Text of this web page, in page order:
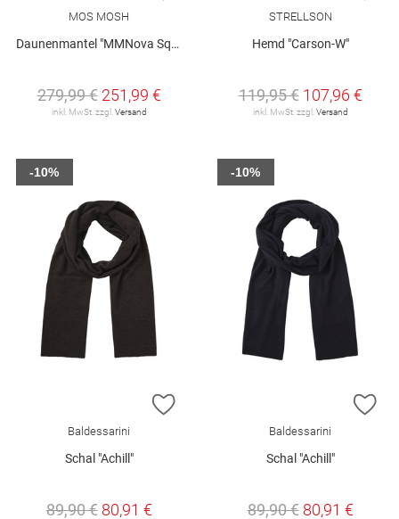
MOS MOSH
Daunenmantel "MMNova Square"
279,99 € 251,99 €
inkl. MwSt. zzgl. Versand
STRELLSON
Hemd "Carson-W"
119,95 € 107,96 €
inkl. MwSt. zzgl. Versand
ZUR WUNSCHLISTE HINZUFÜGEN
Baldessarini
Schal "Achill"
89,90 € 80,91 €
-10%
Baldessarini
Schal "Achill"
89,90 € 80,91 €
-10%